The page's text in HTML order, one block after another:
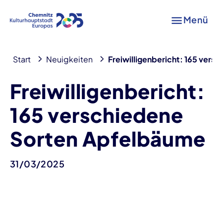
Menü
Start Neuigkeiten Freiwilligenbericht: 165
Freiwilligenbericht:
165 verschiedene
Sorten Apfelbäume
31/03/2025